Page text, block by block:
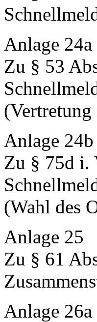
Anlage 24a
Zu § 53
(Vertretung
Anlage 24b
Zu § 75d i.
(Wahl des
Anlage 25
Zu § 61
Anlage 26a